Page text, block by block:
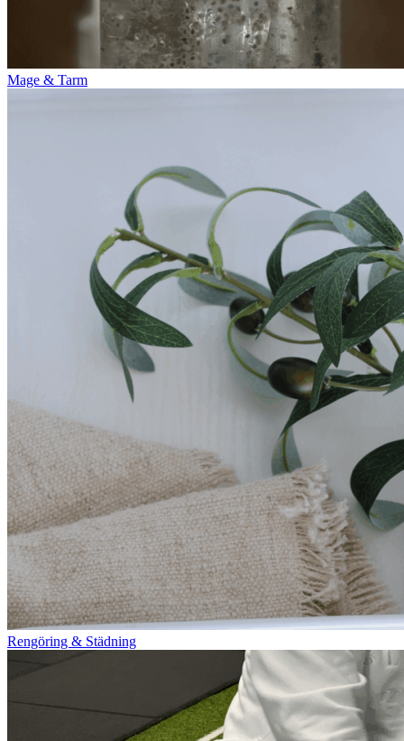
Mage & Tarm
Rengöring & Städning